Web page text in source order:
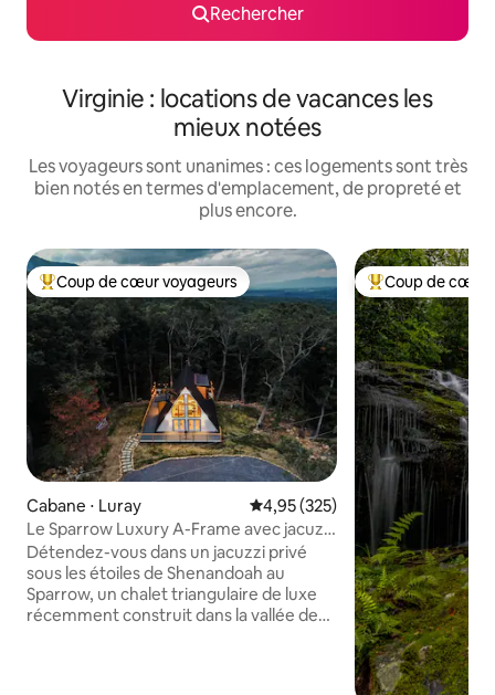
Rechercher
Virginie : locations de vacances les
mieux notées
Les voyageurs sont unanimes : ces logements sont très
bien notés en termes d'emplacement, de propreté et
plus encore.
Coups de cœur voyageurs les plus appréciés
Coup de cœur voyageurs
Cabane ⋅ Luray Évaluation moyenne sur la
4,95 (325)
Le Sparrow Luxury A-Frame avec jacuzzi
à Shenandoah
Détendez-vous dans un jacuzzi privé
sous les étoiles de Shenandoah au
Sparrow, un chalet triangulaire de luxe
récemment construit dans la vallée de
Coups de cœur
Coup de cœur